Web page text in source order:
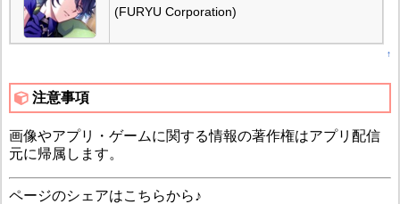
(FURYU Corporation)
↑
注意事項
画像やアプリ・ゲームに関する情報の著作権はアプリ配信
元に帰属します。
ページのシェアはこちらから♪